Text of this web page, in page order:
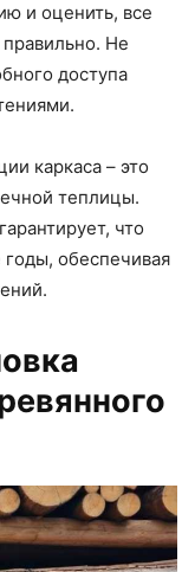
и оценить, все
Не
доступа
каркаса – это
теплицы.
что
обеспечивая